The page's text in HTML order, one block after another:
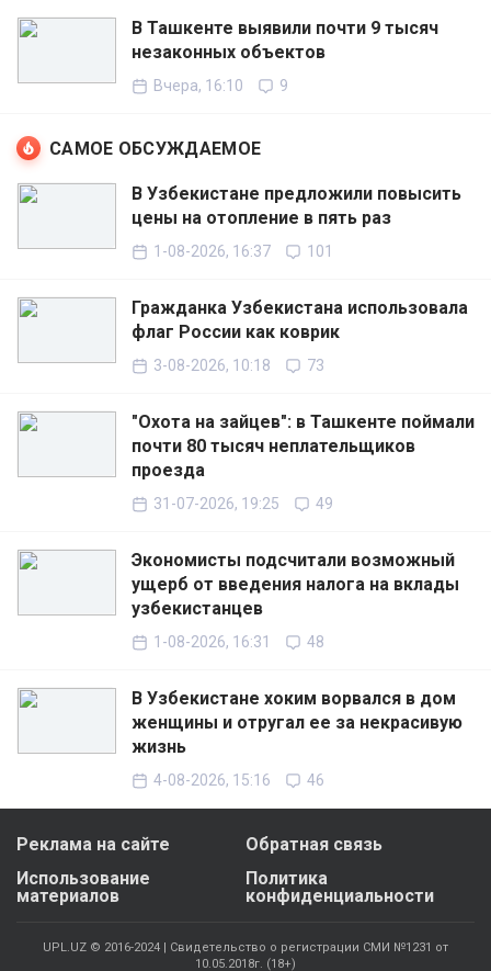
В Ташкенте выявили почти 9 тысяч
незаконных объектов
Вчера, 16:10 9
САМОЕ ОБСУЖДАЕМОЕ
В Узбекистане предложили повысить
цены на отопление в пять раз
1-08-2026, 16:37 101
Гражданка Узбекистана использовала
флаг России как коврик
3-08-2026, 10:18 73
"Охота на зайцев": в Ташкенте поймали
почти 80 тысяч неплательщиков
проезда
31-07-2026, 19:25 49
Экономисты подсчитали возможный
ущерб от введения налога на вклады
узбекистанцев
1-08-2026, 16:31 48
В Узбекистане хоким ворвался в дом
женщины и отругал ее за некрасивую
жизнь
4-08-2026, 15:16 46
Реклама на сайте
Обратная связь
Использование
материалов
Политика
конфиденциальности
UPL.UZ © 2016-2024 | Свидетельство о регистрации СМИ №1231 от
10.05.2018г. (18+)